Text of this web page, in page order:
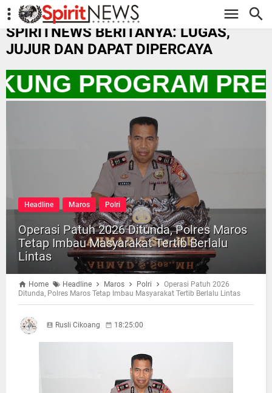
-->
SPIRITNEWS BERITANYA: LUGAS,
JUJUR DAN DAPAT DIPERCAYA
PROGRAM
Headline Maros Polri
Operasi Patuh 2026 Ditunda, Polres Maros
Tetap Imbau Masyarakat Tertib Berlalu
Lintas
Home Headline Maros Polri
Operasi Patuh 2026
Ditunda, Polres Maros Tetap Imbau Masyarakat Tertib Berlalu Lintas
Rusli Cikoang 18:25:00